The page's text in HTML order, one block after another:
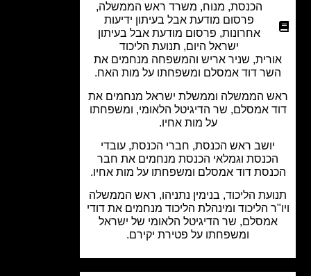
,מנוח,משרד ראש הממשלה,
פרסום מודעת אבל בעיתון ידיעות
אחרונות,פרסום מודעת אבל בעיתון
ישראל היום,תנועת הליכוד
שניר אריש והמשפחה מנחמים את
דוד אמסלם ומשפחתו על מות האח.
הממשלה וממשלת ישראל מנחמים את
אמסלם, שר הדיגיטל הלאומי, ומשפחתו
על מות אחיו.
יושב ראש הכנסת, חברי הכנסת, עובדי
וגמלאי הכנסת מנחמים את חבר
דוד אמסלם ומשפחתו על מות אחיו.
הליכוד, בנימין נתניהו, ראש הממשלה
הליכוד ומינהלת הליכוד מנחמים את דודי
שר הדיגיטל הלאומי של ישראל
ומשפחתו על פטירת יקירם.